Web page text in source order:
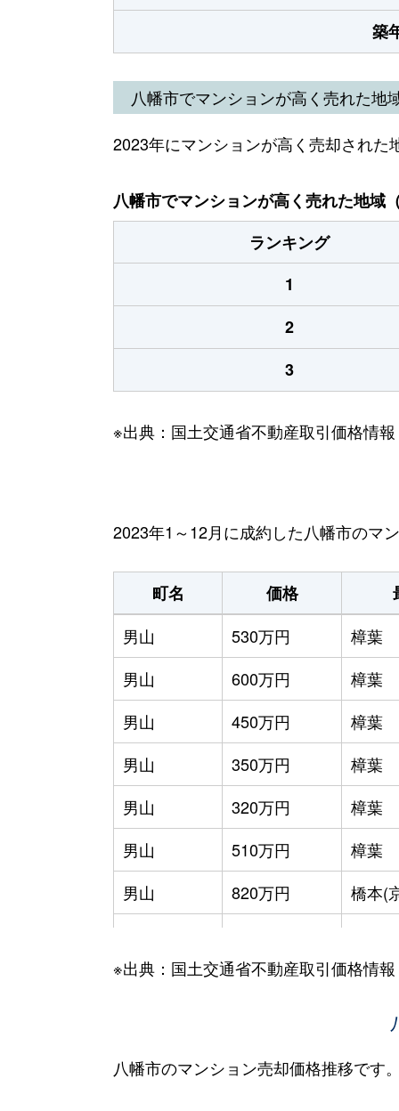
築
八幡市でマンションが高く売れた地
2023年にマンションが高く売却された
八幡市でマンションが高く売れた地域
ランキング
1
2
3
※出典：国土交通省不動産取引価格情
2023年1～12月に成約した八幡市のマ
町名 価格
男山
530万円
樟葉
男山
600万円
樟葉
男山
450万円
樟葉
男山
350万円
樟葉
男山
320万円
樟葉
男山
510万円
樟葉
男山
820万円
橋本(
男山
380万円
橋本(
松井
欽明台東
3,400万円
松井
※出典：国土交通省不動産取引価格情
八幡市のマンション売却価格推移です